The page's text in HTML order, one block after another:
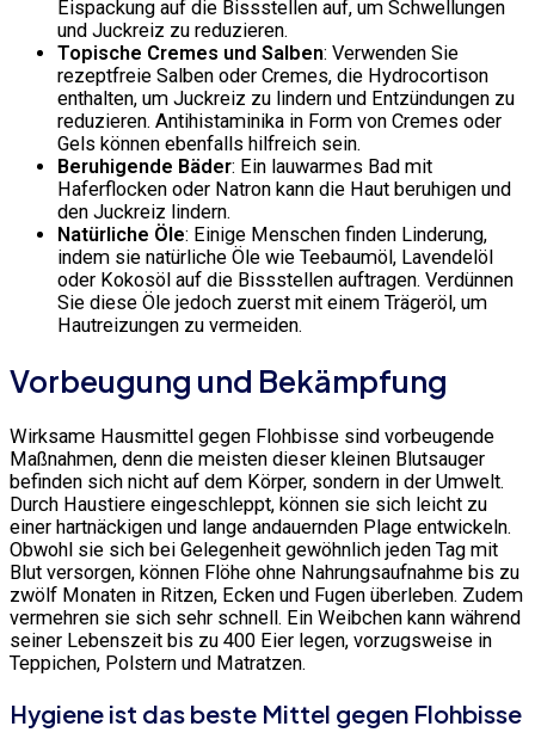
Eispackung auf die Bissstellen auf, um Schwellungen
und Juckreiz zu reduzieren.
Topische Cremes und Salben: Verwenden Sie
rezeptfreie Salben oder Cremes, die Hydrocortison
enthalten, um Juckreiz zu lindern und Entzündungen zu
reduzieren. Antihistaminika in Form von Cremes oder
Gels können ebenfalls hilfreich sein.
Beruhigende Bäder: Ein lauwarmes Bad mit
Haferflocken oder Natron kann die Haut beruhigen und
den Juckreiz lindern.
Natürliche Öle: Einige Menschen finden Linderung,
indem sie natürliche Öle wie Teebaumöl, Lavendelöl
oder Kokosöl auf die Bissstellen auftragen. Verdünnen
Sie diese Öle jedoch zuerst mit einem Trägeröl, um
Hautreizungen zu vermeiden.
Vorbeugung und Bekämpfung
Wirksame Hausmittel gegen Flohbisse sind vorbeugende
Maßnahmen, denn die meisten dieser kleinen Blutsauger
befinden sich nicht auf dem Körper, sondern in der Umwelt.
Durch Haustiere eingeschleppt, können sie sich leicht zu
einer hartnäckigen und lange andauernden Plage entwickeln.
Obwohl sie sich bei Gelegenheit gewöhnlich jeden Tag mit
Blut versorgen, können Flöhe ohne Nahrungsaufnahme bis zu
zwölf Monaten in Ritzen, Ecken und Fugen überleben. Zudem
vermehren sie sich sehr schnell. Ein Weibchen kann während
seiner Lebenszeit bis zu 400 Eier legen, vorzugsweise in
Teppichen, Polstern und Matratzen.
Hygiene ist das beste Mittel gegen Flohbisse